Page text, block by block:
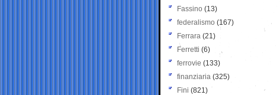
Fassino (13)
federalismo (167)
Ferrara (21)
Ferretti (6)
ferrovie (133)
finanziaria (325)
Fini (821)